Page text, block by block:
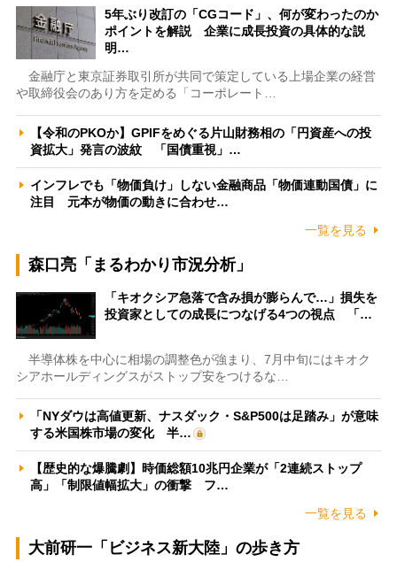
5年ぶり改訂の「CGコード」、何が変わったのか
ポイントを解説 企業に成長投資の具体的な説
明…
金融庁と東京証券取引所が共同で策定している上場企業の経営
や取締役会のあり方を定める「コーポレート…
【令和のPKOか】GPIFをめぐる片山財務相の「円資産への投
資拡大」発言の波紋 「国債重視」…
インフレでも「物価負け」しない金融商品「物価連動国債」に
注目 元本が物価の動きに合わせ…
一覧を見る
森口亮「まるわかり市況分析」
「キオクシア急落で含み損が膨らんで…」損失を
投資家としての成長につなげる4つの視点 「…
半導体株を中心に相場の調整色が強まり、7月中旬にはキオク
シアホールディングスがストップ安をつけるな…
「NYダウは高値更新、ナスダック・S&P500は足踏み」が意味
する米国株市場の変化 半…
【歴史的な爆騰劇】時価総額10兆円企業が「2連続ストップ
高」「制限値幅拡大」の衝撃 フ…
一覧を見る
大前研一「ビジネス新大陸」の歩き方